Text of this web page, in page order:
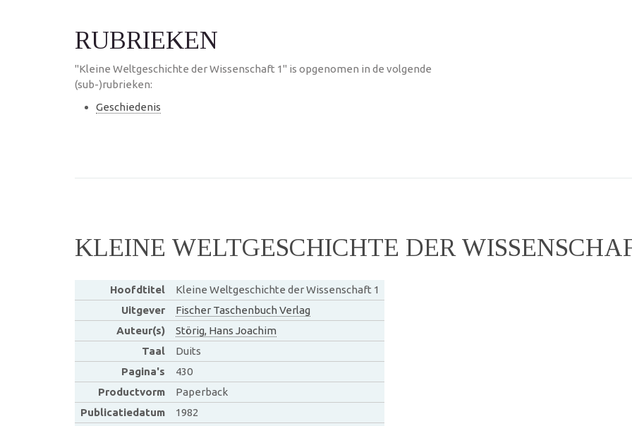
RUBRIEKEN
"Kleine Weltgeschichte der Wissenschaft 1" is opgenomen in de volgende
(sub-)rubrieken:
Geschiedenis
KLEINE WELTGESCHICHTE DER
Hoofdtitel
Kleine Weltgeschichte der Wissenschaft 1
Uitgever
Fischer Taschenbuch Verlag
Auteur(s)
Störig, Hans Joachim
Taal
Duits
Pagina's
430
Productvorm
Paperback
Publicatiedatum
1982